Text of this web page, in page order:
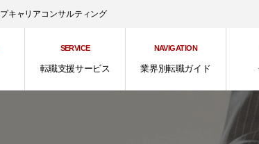
キャリアコンサルティング
SERVICE
転職支援サービス
NAVIGATION
業界別転職ガイド